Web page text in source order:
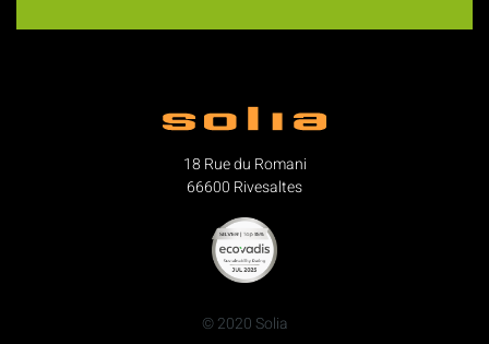
18 Rue du Romani
66600 Rivesaltes
© 2020 Solia